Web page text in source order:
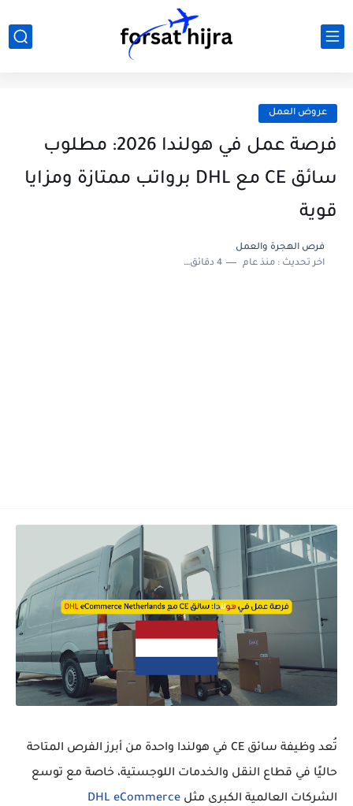
عروض العمل
فرصة عمل في هولندا 2026: مطلوب
سائق CE مع DHL برواتب ممتازة ومزايا
قوية
فرص الهجرة والعمل
اخر تحديث :منذ عام 4 دقائق للقراءة
تُعد وظيفة سائق CE في هولندا
واحدة من أبرز الفرص المتاحة
حاليًا في قطاع النقل والخدمات اللوجستية، خاصة مع توسع
الشركات العالمية الكبرى مثل DHL eCommerce